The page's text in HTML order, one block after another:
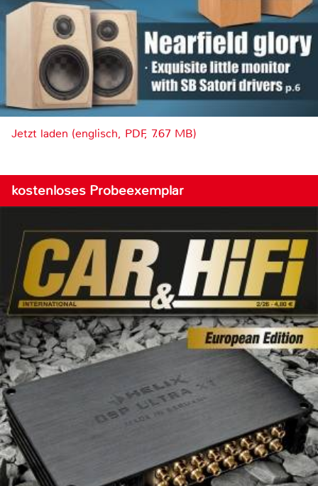
Jetzt laden (englisch, PDF, 7.67 MB)
kostenloses Probeexemplar